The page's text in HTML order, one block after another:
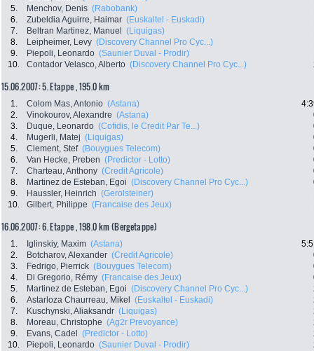
5.
Menchov, Denis (Rabobank)
6.
Zubeldia Aguirre, Haimar (Euskaltel - Euskadi)
7.
Beltran Martinez, Manuel (Liquigas)
8.
Leipheimer, Levy (Discovery Channel Pro Cyc...)
9.
Piepoli, Leonardo (Saunier Duval - Prodir)
10.
Contador Velasco, Alberto (Discovery Channel Pro Cyc...)
15.06.2007: 5. Etappe , 195.0 km
1. Colom Mas, Antonio (Astana)
2.
Vinokourov, Alexandre (Astana)
3.
Duque, Leonardo (Cofidis, le Credit Par Te...)
4.
Mugerli, Matej (Liquigas)
5.
Clement, Stef (Bouygues Telecom)
6.
Van Hecke, Preben (Predictor - Lotto)
7.
Charteau, Anthony (Credit Agricole)
8.
Martinez de Esteban, Egoi (Discovery Channel Pro Cyc...)
9.
Haussler, Heinrich (Gerolsteiner)
10.
Gilbert, Philippe (Francaise des Jeux)
16.06.2007: 6. Etappe , 198.0 km (Bergetappe)
1. Iglinskiy, Maxim (Astana)
2.
Botcharov, Alexander (Credit Agricole)
3.
Fedrigo, Pierrick (Bouygues Telecom)
4.
Di Gregorio, Rémy (Francaise des Jeux)
5.
Martinez de Esteban, Egoi (Discovery Channel Pro Cyc...)
6.
Astarloza Chaurreau, Mikel (Euskaltel - Euskadi)
7.
Kuschynski, Aliaksandr (Liquigas)
8.
Moreau, Christophe (Ag2r Prevoyance)
9.
Evans, Cadel (Predictor - Lotto)
10.
Piepoli, Leonardo (Saunier Duval - Prodir)